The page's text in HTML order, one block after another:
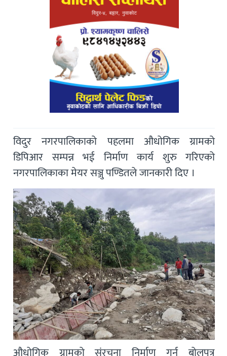
विदुर नगरपालिकाको पहलमा औधोगिक ग्रामको
डिपिआर सम्पन्न भई निर्माण कार्य शुरु गरिएको
नगरपालिकाका मेयर सञ्जु पण्डितले जानकारी दिए ।